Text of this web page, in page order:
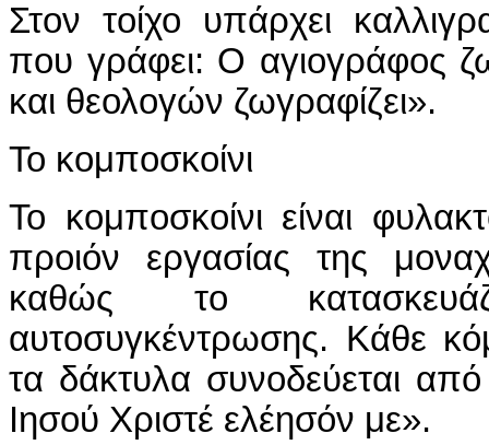
Στον τοίχο υπάρχει
που γράφει: Ο αγιογράφος
και θεολογών ζωγραφίζει».
Το κομποσκοίνι
Το κομποσκοίνι είναι
προιόν εργασίας της
καθώς το
αυτοσυγκέντρωσης. Κάθε
τα δάκτυλα συνοδεύεται
Ιησού Χριστέ ελέησόν με».